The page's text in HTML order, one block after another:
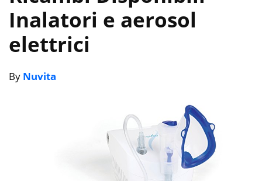
Inalatori e aerosol
elettrici
By Nuvita